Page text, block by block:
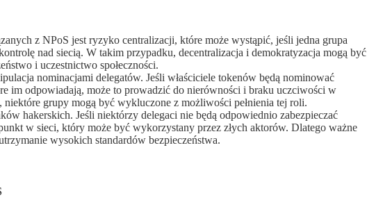
z NPoS jest ryzyko centralizacji, które może wystąpić, jeśli jedna grupa
nad siecią. W takim przypadku, decentralizacja i demokratyzacja mogą być
i uczestnictwo społeczności.
nominacjami delegatów. Jeśli właściciele tokenów będą nominować
im odpowiadają, może to prowadzić do nierówności i braku uczciwości w
grupy mogą być wykluczone z możliwości pełnienia tej roli.
hakerskich. Jeśli niektórzy delegaci nie będą odpowiednio zabezpieczać
w sieci, który może być wykorzystany przez złych aktorów. Dlatego ważne
wysokich standardów bezpieczeństwa.